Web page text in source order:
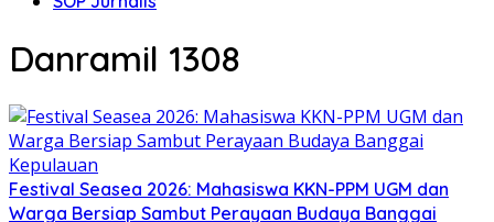
Danramil 1308
Festival Seasea 2026: Mahasiswa KKN-PPM UGM dan
Warga Bersiap Sambut Perayaan Budaya Banggai